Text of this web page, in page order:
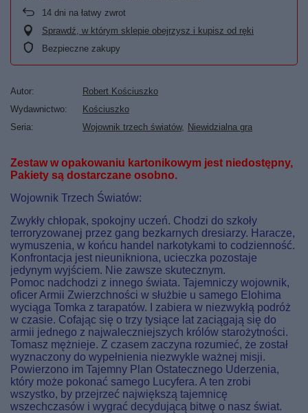
14 dni na łatwy zwrot
Sprawdź, w którym sklepie obejrzysz i kupisz od ręki
Bezpieczne zakupy
Autor
Robert Kościuszko
Wydawnictwo
Kościuszko
Seria
Wojownik trzech światów Niewidzialna gra
Zestaw w opakowaniu kartonikowym jest niedostępny,
Pakiety są dostarczane osobno.
Wojownik Trzech Światów:
Zwykły chłopak, spokojny uczeń. Chodzi do szkoły
terroryzowanej przez gang bezkarnych dresiarzy. Haracze,
wymuszenia, w końcu handel narkotykami to codzienność.
Konfrontacja jest nieunikniona, ucieczka pozostaje
jedynym wyjściem. Nie zawsze skutecznym.
Pomoc nadchodzi z innego świata. Tajemniczy wojownik,
oficer Armii Zwierzchności w służbie u samego Elohima
wyciąga Tomka z tarapatów. I zabiera w niezwykłą podróż
w czasie. Cofając się o trzy tysiące lat zaciągają się do
armii jednego z najwaleczniejszych królów starożytności.
Tomasz mężnieje. Z czasem zaczyna rozumieć, że został
wyznaczony do wypełnienia niezwykle ważnej misji.
Powierzono im Tajemny Plan Ostatecznego Uderzenia,
który może pokonać samego Lucyfera. A ten zrobi
wszystko, by przejrzeć największą tajemnicę
wszechczasów i wygrać decydującą bitwę o nasz świat.